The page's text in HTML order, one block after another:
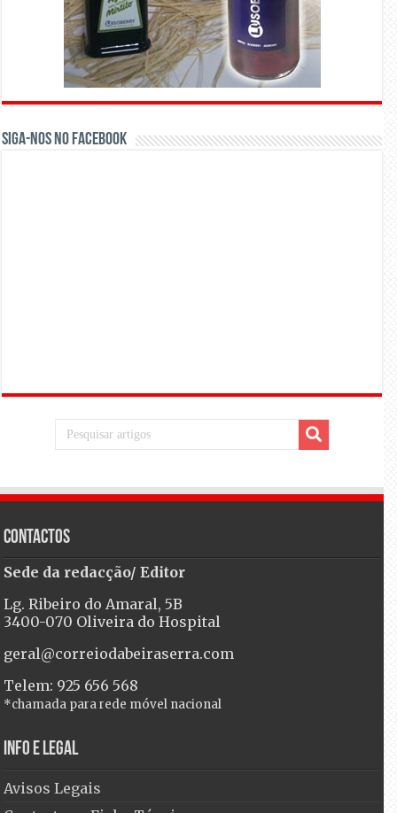
Siga-nos no Facebook
Contactos
Sede da redacção/ Editor
Lg. Ribeiro do Amaral, 5B
3400-070 Oliveira do Hospital
geral@correiodabeiraserra.com
Telem: 925 656 568
*chamada para rede móvel nacional
Info e Legal
Avisos Legais